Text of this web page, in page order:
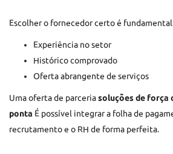
Escolher o fornecedor certo é
Experiência no setor
Histórico comprovado
Oferta abrangente de serviços
Uma oferta de parceriasoluções de força
ponta É possível integrar a folha de
recrutamento e o RH de forma perfeita.